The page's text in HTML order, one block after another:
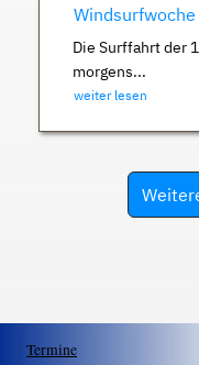
Die Surffahrt der
morgens...
weiter lesen
Termine